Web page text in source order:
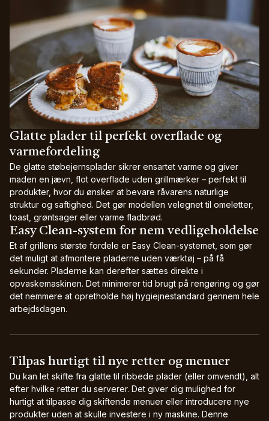
Glatte plader til perfekt overflade og
varmefordeling
De glatte støbejernsplader sikrer ensartet varme og giver
maden en jævn, flot overflade uden grillmærker – perfekt til
produkter, hvor du ønsker at bevare råvarens naturlige
struktur og saftighed. Det gør modellen velegnet til omeletter,
toast, grøntsager eller varme fladbrød.
Easy Clean-system for nem vedligeholdelse
Et af grillens største fordele er Easy Clean-systemet, som gør
det muligt at afmontere pladerne uden værktøj – på få
sekunder. Pladerne kan derefter sættes direkte i
opvaskemaskinen. Det minimerer tid brugt på rengøring og gør
det nemmere at opretholde høj hygiejnestandard gennem hele
arbejdsdagen.
Tilpas hurtigt til nye retter og menuer
Du kan let skifte fra glatte til ribbede plader (eller omvendt), alt
efter hvilke retter du serverer. Det giver dig mulighed for
hurtigt at tilpasse dig skiftende menuer eller introducere nye
produkter uden at skulle investere i ny maskine. Denne